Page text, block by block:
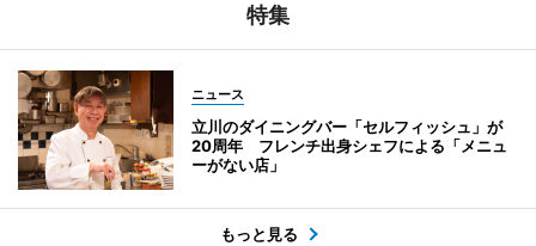
特集
ニュース
立川のダイニングバー「セルフィッシュ」が
20周年 フレンチ出身シェフによる「メニュ
ーがない店」
もっと見る